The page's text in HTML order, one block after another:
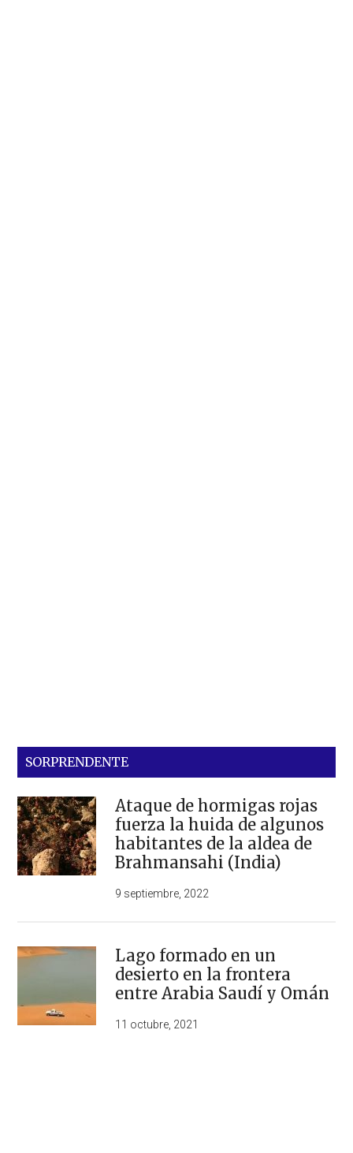
SORPRENDENTE
Ataque de hormigas rojas
fuerza la huida de algunos
habitantes de la aldea de
Brahmansahi (India)
9 septiembre, 2022
Lago formado en un
desierto en la frontera
entre Arabia Saudí y Omán
11 octubre, 2021